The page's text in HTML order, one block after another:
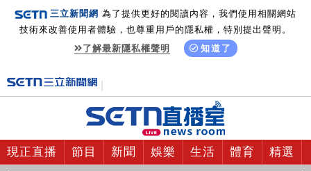
三立新聞網 為了提供更好的閱讀內容，我們使用相關網站
技術來改善使用者體驗，也尊重用戶的隱私權，特別提出聲明。
了解最新隱私權聲明
知道了
現正直播 節目 新聞 娛樂 生活 體育 精選